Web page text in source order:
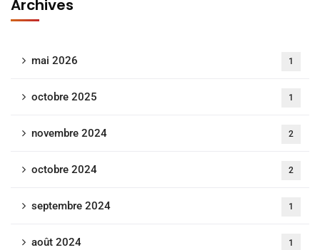
Archives
mai 2026 1
octobre 2025 1
novembre 2024 2
octobre 2024 2
septembre 2024 1
août 2024 1